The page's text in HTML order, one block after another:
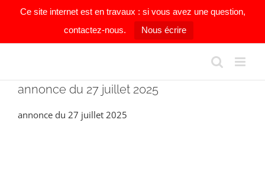
Ce site internet est en travaux : si vous avez une question,
contactez-nous.
Nous écrire
contenuannonce du 27 juillet 2025
annonce du 27 juillet 2025